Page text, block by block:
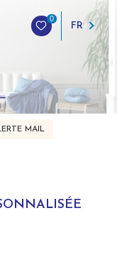
0
FR
MAIL